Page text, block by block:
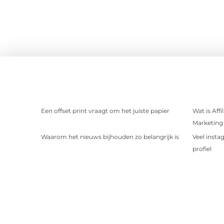
Een offset print vraagt om het juiste papier
Wat is
Waarom het nieuws bijhouden zo belangrijk is
Veel
profiel